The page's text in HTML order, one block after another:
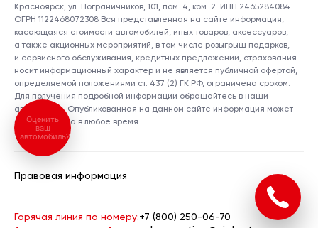
Красноярск, ул. Пограничников, 101, пом. 4, ком. 2. ИНН 2465284084.
ОГРН 1122468072308 Вся представленная на сайте информация,
касающаяся стоимости автомобилей, иных товаров, аксессуаров,
а также акционных мероприятий, в том числе розыгрыш подарков,
и сервисного обслуживания, кредитных предложений, страхования
носит информационный характер и не является публичной офертой,
определяемой положениями ст. 437 (2) ГК РФ, ограничена сроком.
Для получения подробной информации обращайтесь в наши
автосалоны. Опубликованная на данном сайте информация может
быть изменена в любое время.
Правовая информация
Горячая линия по номеру:+7 (800) 250-06-70
Оценить
ваш
автомобиль?